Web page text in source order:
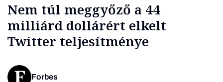
Nem túl meggyőző a 44
milliárd dollárért elkelt
Twitter teljesítménye
Forbes